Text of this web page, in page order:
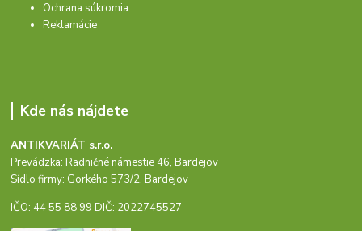
Ochrana súkromia
Reklamácie
Kde nás nájdete
ANTIKVARIÁT s.r.o.
Prevádzka: Radničné námestie 46, Bardejov
Sídlo firmy: Gorkého 573/2, Bardejov
IČO: 44 55 88 99 DIČ: 2022745527